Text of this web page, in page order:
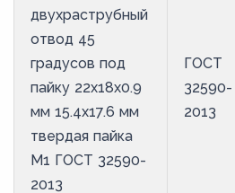
двухраструбный
отвод 45
градусов под
пайку 22х18х0.9
мм 15.4х17.6 мм
твердая пайка
М1 ГОСТ 32590-
2013
ГОСТ
32590-
2013